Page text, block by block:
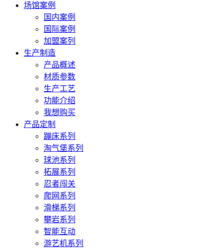
场馆案例
国内案例
国际案例
加盟案列
生产制造
产品概述
材质参数
生产工艺
功能介绍
我想购买
产品定制
蹦床系列
淘气堡系列
球池系列
拓展系列
忍者闯关
爬网系列
滑梯系列
攀岩系列
智能互动
游艺机系列